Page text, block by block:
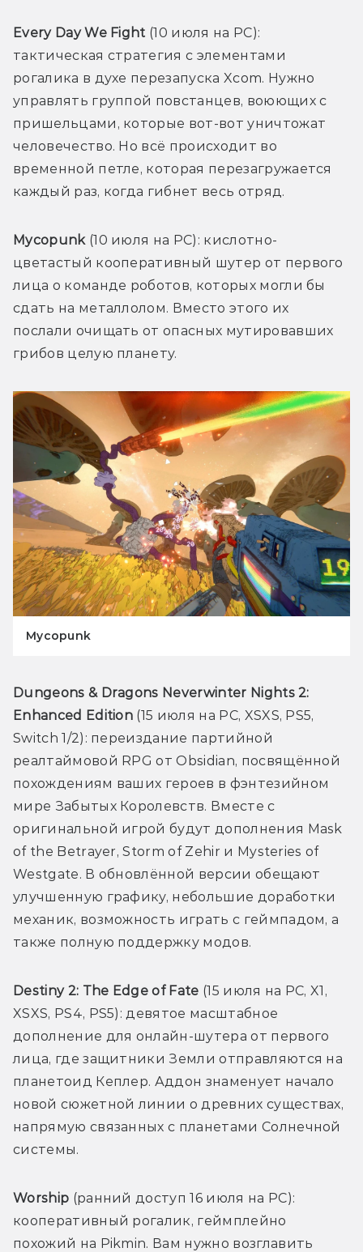
Every Day We Fight (10 июля на PC):
тактическая стратегия с элементами
рогалика в духе перезапуска Xcom. Нужно
управлять группой повстанцев, воюющих с
пришельцами, которые вот-вот уничтожат
человечество. Но всё происходит во
временной петле, которая перезагружается
каждый раз, когда гибнет весь отряд.
Mycopunk (10 июля на PC): кислотно-
цветастый кооперативный шутер от первого
лица о команде роботов, которых могли бы
сдать на металлолом. Вместо этого их
послали очищать от опасных мутировавших
грибов целую планету.
Mycopunk
Dungeons & Dragons Neverwinter Nights 2:
Enhanced Edition (15 июля на PC, XSXS, PS5,
Switch 1/2): переиздание партийной
реалтаймовой RPG от Obsidian, посвящённой
похождениям ваших героев в фэнтезийном
мире Забытых Королевств. Вместе с
оригинальной игрой будут дополнения Mask
of the Betrayer, Storm of Zehir и Mysteries of
Westgate. В обновлённой версии обещают
улучшенную графику, небольшие доработки
механик, возможность играть с геймпадом, а
также полную поддержку модов.
Destiny 2: The Edge of Fate (15 июля на PC, X1,
XSXS, PS4, PS5): девятое масштабное
дополнение для онлайн-шутера от первого
лица, где защитники Земли отправляются на
планетоид Кеплер. Аддон знаменует начало
новой сюжетной линии о древних существах,
напрямую связанных с планетами Солнечной
системы.
Worship (ранний доступ 16 июля на PC):
кооперативный рогалик, геймплейно
похожий на Pikmin. Вам нужно возглавить